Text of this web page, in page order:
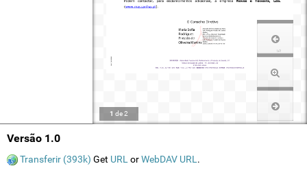
1 de2
Versão 1.0
Transferir (393k) Get URL orWebDAV URL .